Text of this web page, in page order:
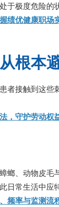
极度危险的
绩优健康职场
根本
者接触到这
，守护劳动权
螂、动物皮
常生活中应
频率与监测流